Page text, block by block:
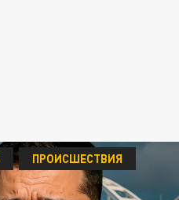
ПРОИСШЕСТВИЯ